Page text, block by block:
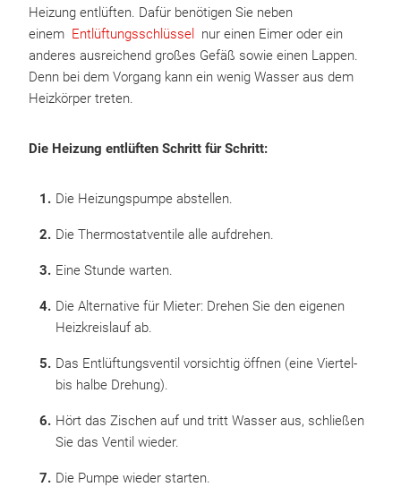
Heizung entlüften. Dafür benötigen Sie neben
einem Entlüftungsschlüssel nur einen Eimer oder ein
anderes ausreichend großes Gefäß sowie einen Lappen.
Denn bei dem Vorgang kann ein wenig Wasser aus dem
Heizkörper treten.
Die Heizung entlüften Schritt für Schritt:
Die Heizungspumpe abstellen.
Die Thermostatventile alle aufdrehen.
Eine Stunde warten.
Die Alternative für Mieter: Drehen Sie den eigenen
Heizkreislauf ab.
Das Entlüftungsventil vorsichtig öffnen (eine Viertel-
bis halbe Drehung).
Hört das Zischen auf und tritt Wasser aus, schließen
Sie das Ventil wieder.
Die Pumpe wieder starten.